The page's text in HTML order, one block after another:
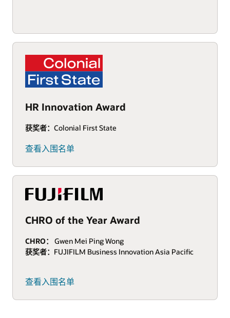
HR Innovation Award
获奖者： Colonial First State
查看入围名单
CHRO of the Year Award
CHRO：
Gwen Mei Ping Wong
获奖者： FUJIFILM Business Innovation Asia Pacific
查看入围名单